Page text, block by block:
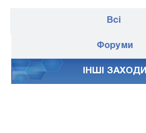
Всі
Форуми
IНШI ЗАХОДИ